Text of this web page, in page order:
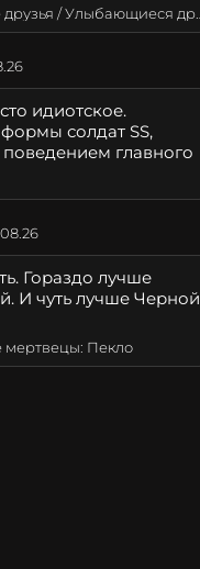
/ Улыбающиеся друзья
идиотское.
солдат SS,
главного
Гораздо лучше
И чуть лучше Черной
мертвецы: Пекло